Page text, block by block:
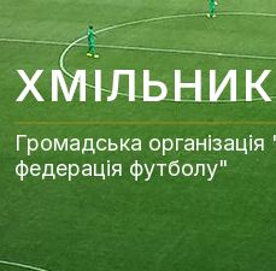
Громадська
федерація футболу"